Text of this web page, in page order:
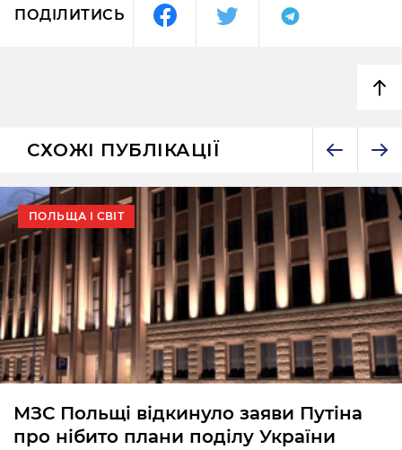
ПОДІЛИТИСЬ
СХОЖІ ПУБЛІКАЦІЇ
ПОЛЬЩА І СВІТ
МЗС Польщі відкинуло заяви Путіна
про нібито плани поділу України